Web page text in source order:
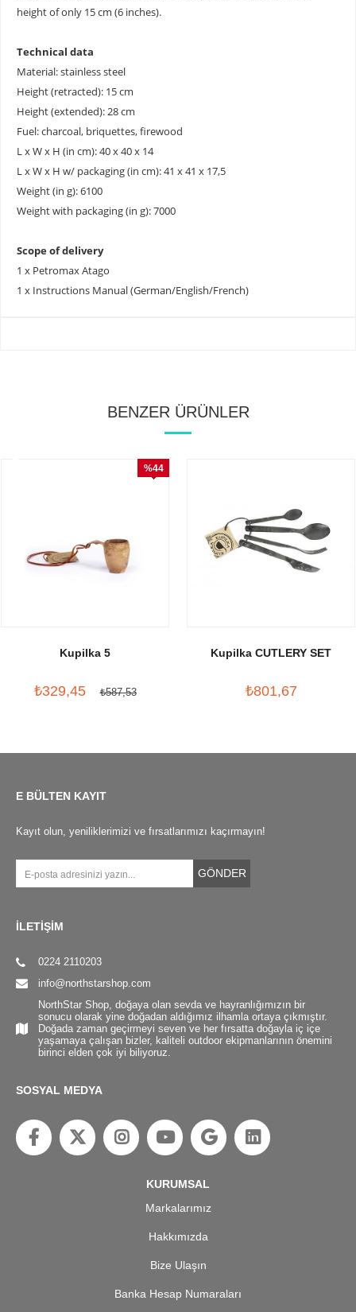
height of only 15 cm (6 inches).
Technical data
Material: stainless steel
Height (retracted): 15 cm
Height (extended): 28 cm
Fuel: charcoal, briquettes, firewood
L x W x H (in cm): 40 x 40 x 14
L x W x H w/ packaging (in cm): 41 x 41 x 17,5
Weight (in g): 6100
Weight with packaging (in g): 7000
Scope of delivery
1 x Petromax Atago
1 x Instructions Manual (German/English/French)
BENZER ÜRÜNLER
Kupilka 5
₺329,45 ₺587,53
%44
Kupilka CUTLERY SET
₺801,67
E BÜLTEN KAYIT
Kayıt olun, yeniliklerimizi ve fırsatlarımızı kaçırmayın!
GÖNDER
İLETİŞİM
0224 2110203
info@northstarshop.com
NorthStar Shop, doğaya olan sevda ve hayranlığımızın bir
sonucu olarak yine doğadan aldığımız ilhamla ortaya çıkmıştır.
Doğada zaman geçirmeyi seven ve her fırsatta doğayla iç içe
yaşamaya çalışan bizler, kaliteli outdoor ekipmanlarının önemini
birinci elden çok iyi biliyoruz.
SOSYAL MEDYA
KURUMSAL
Markalarımız
Hakkımızda
Bize Ulaşın
Banka Hesap Numaraları